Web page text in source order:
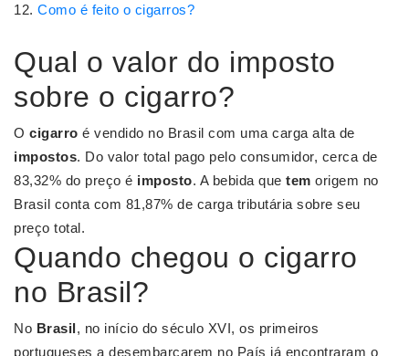
Como é feito o cigarros?
Qual o valor do imposto
sobre o cigarro?
O cigarro é vendido no Brasil com uma carga alta de
impostos. Do valor total pago pelo consumidor, cerca de
83,32% do preço é imposto. A bebida que tem origem no
Brasil conta com 81,87% de carga tributária sobre seu
preço total.
Quando chegou o cigarro
no Brasil?
No Brasil, no início do século XVI, os primeiros
portugueses a desembarcarem no País já encontraram o